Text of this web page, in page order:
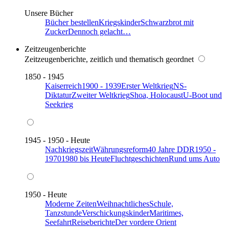
Unsere Bücher
Bücher bestellenKriegskinderSchwarzbrot mit
ZuckerDennoch gelacht…
Zeitzeugenberichte
Zeitzeugenberichte, zeitlich und thematisch geordnet
1850 - 1945
Kaiserreich1900 - 1939Erster WeltkriegNS-
DiktaturZweiter WeltkriegShoa, HolocaustU-Boot und
Seekrieg
1945 - 1950 - Heute
NachkriegszeitWährungsreform40 Jahre DDR1950 -
19701980 bis HeuteFluchtgeschichtenRund ums Auto
1950 - Heute
Moderne ZeitenWeihnachtlichesSchule,
TanzstundeVerschickungskinderMaritimes,
SeefahrtReiseberichteDer vordere Orient